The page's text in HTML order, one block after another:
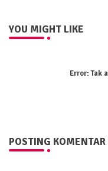
YOU MIGHT LIKE
Error:Tak
POSTING KOMENTAR